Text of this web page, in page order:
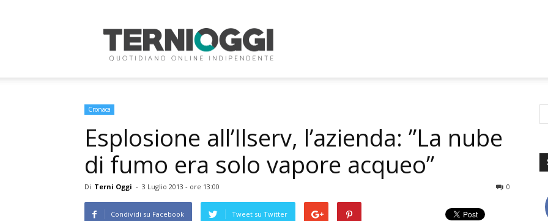
Oggi
Cronaca
Esplosione all’Ilserv, l’azienda: ”La nube
di fumo era solo vapore acqueo”
Di Terni Oggi - 3 Luglio 2013 - ore 13:00 0
Condividi su Facebook Tweet su Twitter